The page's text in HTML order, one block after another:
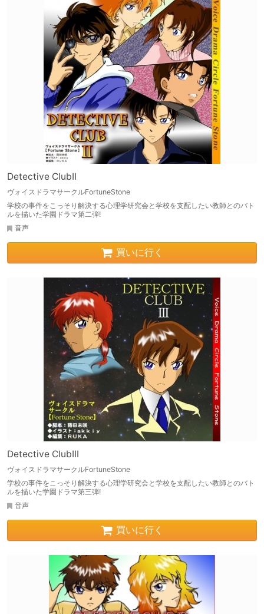
Detective ClubII
ヴォイスドラマサークルFortuneStone
学校の事件をこっそり解決する心理学研究会と学校を支配したい教師とのバト
ルを描いた学園ドラマ第二弾!
音声
買いに行く
Detective ClubIII
ヴォイスドラマサークルFortuneStone
学校の事件をこっそり解決する心理学研究会と学校を支配したい教師とのバト
ルを描いた学園ドラマ第三弾!
音声
買いに行く